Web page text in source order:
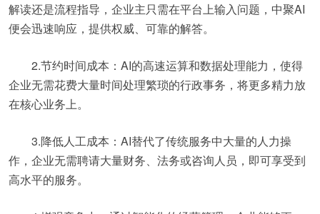
解读还是流程指导，企业主只需在平台上输入问题，中聚AI
便会迅速响应，提供权威、可靠的解答。
2.节约时间成本：AI的高速运算和数据处理能力，使得
企业无需花费大量时间处理繁琐的行政事务，将更多精力放
在核心业务上。
3.降低人工成本：AI替代了传统服务中大量的人力操
作，企业无需聘请大量财务、法务或咨询人员，即可享受到
高水平的服务。